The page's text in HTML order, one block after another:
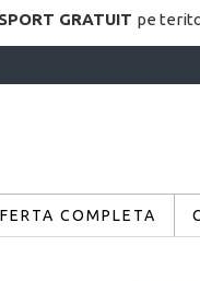
GRATUIT pe
COMPLETA